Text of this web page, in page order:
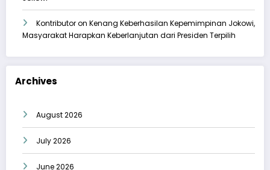
Kontributoron Kenang Keberhasilan Kepemimpinan Jokowi,
Masyarakat Harapkan Keberlanjutan dari Presiden Terpilih
Archives
August 2026
July 2026
June 2026